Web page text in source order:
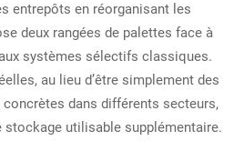
entrepôts en réorganisant les
deux rangées de palettes face à
systèmes sélectifs classiques.
au lieu d’être simplement des
dans différents secteurs,
stockage utilisable supplémentaire.